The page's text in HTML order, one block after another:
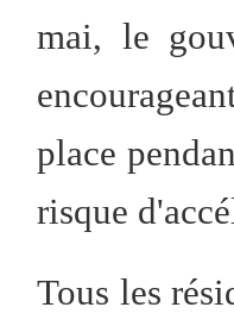
mai, le
place
risque
Tous les